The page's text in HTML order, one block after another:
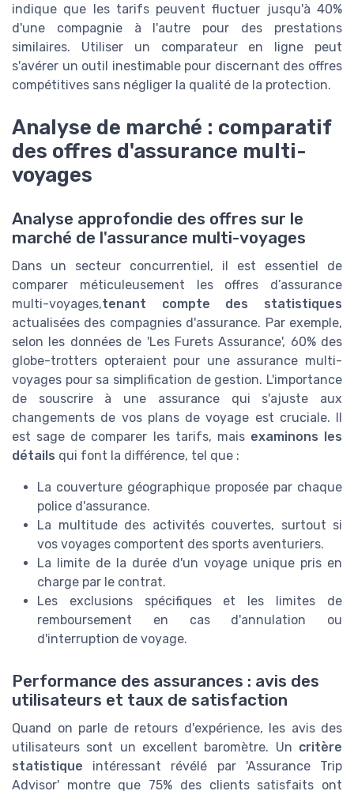
indique que les tarifs peuvent fluctuer jusqu'à 40%
d'une compagnie à l'autre pour des prestations
similaires. Utiliser un comparateur en ligne peut
s'avérer un outil inestimable pour discernant des offres
compétitives sans négliger la qualité de la protection.
Analyse de marché : comparatif
des offres d'assurance multi-
voyages
Analyse approfondie des offres sur le
marché de l'assurance multi-voyages
Dans un secteur concurrentiel, il est essentiel de
comparer méticuleusement les offres d’assurance
multi-voyages,tenant compte des statistiques
actualisées des compagnies d'assurance. Par exemple,
selon les données de 'Les Furets Assurance', 60% des
globe-trotters opteraient pour une assurance multi-
voyages pour sa simplification de gestion. L'importance
de souscrire à une assurance qui s'ajuste aux
changements de vos plans de voyage est cruciale. Il
est sage de comparer les tarifs, mais examinons les
détails qui font la différence, tel que :
La couverture géographique proposée par chaque
police d'assurance.
La multitude des activités couvertes, surtout si
vos voyages comportent des sports aventuriers.
La limite de la durée d'un voyage unique pris en
charge par le contrat.
Les exclusions spécifiques et les limites de
remboursement en cas d'annulation ou
d'interruption de voyage.
Performance des assurances : avis des
utilisateurs et taux de satisfaction
Quand on parle de retours d'expérience, les avis des
utilisateurs sont un excellent baromètre. Un critère
statistique intéressant révélé par 'Assurance Trip
Advisor' montre que 75% des clients satisfaits ont